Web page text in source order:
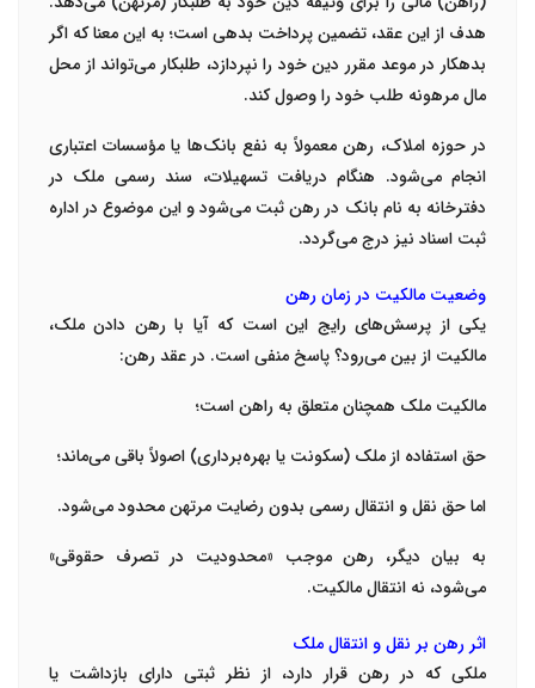
هدف از این عقد، تضمین پرداخت بدهی است؛ به این معنا که اگر
بدهکار در موعد مقرر دین خود را نپردازد، طلبکار می‌تواند از محل
مال مرهونه طلب خود را وصول کند.
در حوزه املاک، رهن معمولاً به نفع بانک‌ها یا مؤسسات اعتباری
انجام می‌شود. هنگام دریافت تسهیلات، سند رسمی ملک در
دفترخانه به نام بانک در رهن ثبت می‌شود و این موضوع در اداره
ثبت اسناد نیز درج می‌گردد.
وضعیت مالکیت در زمان رهن
یکی از پرسش‌های رایج این است که آیا با رهن دادن ملک،
مالکیت از بین می‌رود؟ پاسخ منفی است. در عقد رهن:
مالکیت ملک همچنان متعلق به راهن است؛
حق استفاده از ملک (سکونت یا بهره‌برداری) اصولاً باقی می‌ماند؛
اما حق نقل و انتقال رسمی بدون رضایت مرتهن محدود می‌شود.
به بیان دیگر، رهن موجب «محدودیت در تصرف حقوقی»
می‌شود، نه انتقال مالکیت.
اثر رهن بر نقل و انتقال ملک
ملکی که در رهن قرار دارد، از نظر ثبتی دارای بازداشت یا